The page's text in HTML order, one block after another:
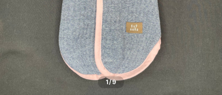
1/9